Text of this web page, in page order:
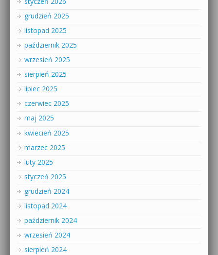
grudzień 2025
listopad 2025
październik 2025
wrzesień 2025
sierpień 2025
lipiec 2025
czerwiec 2025
maj 2025
kwiecień 2025
marzec 2025
luty 2025
styczeń 2025
grudzień 2024
listopad 2024
październik 2024
wrzesień 2024
sierpień 2024